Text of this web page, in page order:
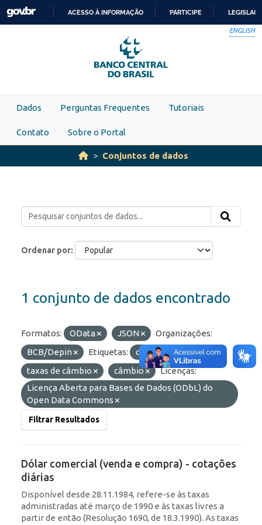
Skip to main content
PARA
O
CONTEÚDO
ACESSO À INFORMAÇÃO PARTICIPE
ENGLISH
Dados Perguntas Frequentes Tutoriais
Contato Sobre o Portal
Conjuntos de dados
Ordenar por
1 conjunto de dados encontrado
Formatos: OData JSON
Organizações:
BCB/Depin
Etiquetas:
comercial
taxas de câmbio
câmbio
Licenças:
Licença Aberta para Bases de Dados (ODbL) do
Open Data Commons
Filtrar Resultados
Dólar comercial (venda e compra) - cotações
diárias
Disponível desde 28.11.1984, refere-se às taxas
administradas até março de 1990 e às taxas livres a
partir de então (Resolução 1690, de 18.3.1990). As taxas